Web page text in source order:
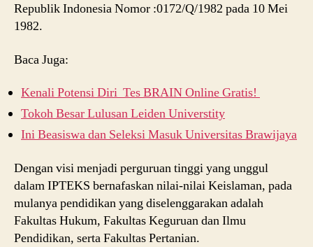
Republik Indonesia Nomor :0172/Q/1982 pada 10 Mei
1982.
Baca Juga:
Kenali Potensi Diri Tes BRAIN Online Gratis!
Tokoh Besar Lulusan Leiden Universtity
Ini Beasiswa dan Seleksi Masuk Universitas Brawijaya
Dengan visi menjadi perguruan tinggi yang unggul
dalam IPTEKS bernafaskan nilai-nilai Keislaman, pada
mulanya pendidikan yang diselenggarakan adalah
Fakultas Hukum, Fakultas Keguruan dan Ilmu
Pendidikan, serta Fakultas Pertanian.